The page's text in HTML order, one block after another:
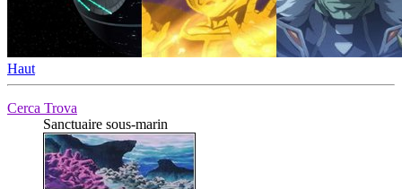
Haut
Cerca Trova
Sanctuaire sous-marin